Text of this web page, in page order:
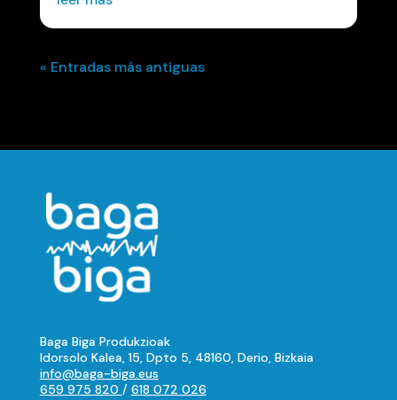
« Entradas más antiguas
Baga Biga Produkzioak
Idorsolo Kalea, 15, Dpto 5, 48160, Derio, Bizkaia
info@baga-biga.eus
659 975 820 / 618 072 026